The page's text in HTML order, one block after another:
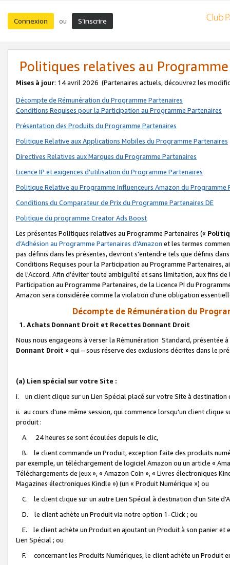
Connexion ou S’inscrire
Politiques relatives au
Mises à jour: 14 avril 2026 (Partenaires actuels, découvrez les
Décompte de Rémunération du Programme Partenaires
Conditions Requises pour la Participation au Programme Partenaires
Présentation des Produits du Programme Partenaires
Politique Relative aux Applications Mobiles du Programme Partenaires
Directives Relatives aux Marques du Programme Partenaires
Licence IP et exigences d'utilisation du Programme Partenaires
Politique Relative au Programme Influenceurs Amazon du Programme
Conditions du Comparateur de Prix du Programme Partenaires DE
Politique du programme Creator Ads Boost
Les présentes Politiques relatives au Programme Partenaires («
d’Adhésion au Programme Partenaires d'Amazon et les termes
pas définis dans les présentes, devront s'entendre tels que définis
Conditions Requises pour la Participation au Programme Partenaires,
de l'Accord. Afin d’éviter toute ambiguïté et sans limitation, aux fins
Participation au Programme Partenaires, de la Licence PI du
Amazon sera considérée comme la violation d’une obligation
Décompte de Rémunération du
1. Achats Donnant Droit et Recettes Donnant Droit
Nous nous engageons à verser la Rémunération Standard, présentée
Donnant Droit » qui – sous réserve des exclusions décrites dans le
(a) Lien spécial sur votre Site :
i. un client clique sur un Lien Spécial placé sur votre Site à destination
ii. au cours d'une même session, qui commence lorsqu'un client
produit :
A. 24 heures se sont écoulées depuis le clic,
B. le client commande un Produit, exception faite des produits
par exemple, un téléchargement de logiciel Amazon ou un article «
Téléchargements de jeux », « Amazon Coin », « Livres électroniques
Magazines électroniques Kindle ») (un « Produit Numérique ») ou
C. le client clique sur un autre Lien Spécial à destination d'un Site
D. le client achète un Produit via notre option 1-Click ; ou
E. le client achète un Produit en ajoutant un Produit à son panier et
Lien Spécial ; ou
F. concernant les Produits Numériques, le client achète un Produit